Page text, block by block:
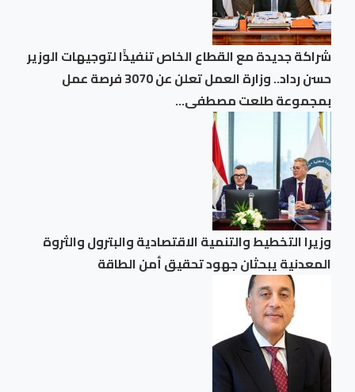
شراكة جديدة مع القطاع الخاص تنفيذًا لتوجيهات الوزير
حسن رداد.. وزارة العمل تعلن عن 3070 فرصة عمل
بمجموعة طلعت مصطفى…
وزيرا التخطيط والتنمية الاقتصادية والبترول والثروة
المعدنية يبحثان جهود تحقيق أمن الطاقة